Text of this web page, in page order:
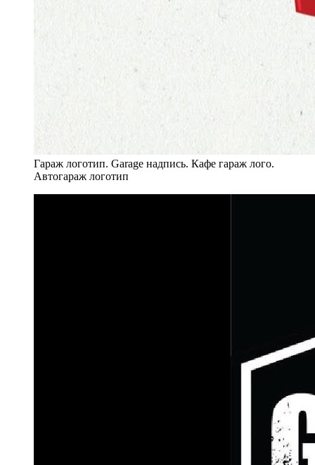
Гараж логотип. Garage надпись. Кафе гараж лого.
Автогараж логотип